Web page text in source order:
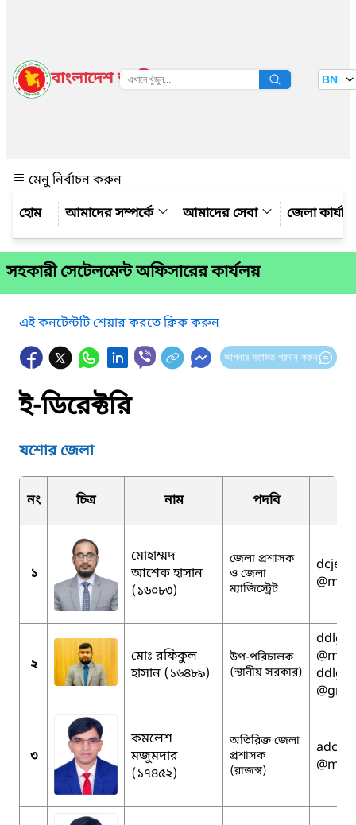
বাংলাদেশ জাতীয় তথ্য বাতায়ন BN
মেনু নির্বাচন করুন
আমাদের সম্পর্কে
আমাদের সেবা জেলা
সহকারী সেটেলমেন্ট অফিসারের কার্যলয়
এই কনটেন্টটি শেয়ার করতে ক্লিক করুন
আপনার মতামত প্রদান করুন
ই-ডিরেক্টরি
যশোর জেলা
নং চিত্র নাম পদবি
১
মোহাম্মদ
আশেক হাসান
(১৬০৮৩)
জেলা প্রশাসক
ও জেলা
ম্যাজিস্ট্রেট
২
মোঃ রফিকুল
হাসান (১৬৪৮৯)
উপ-পরিচালক
(স্থানীয় সরকার)
৩
কমলেশ
মজুমদার
(১৭৪৫২)
অতিরিক্ত জেলা
প্রশাসক
(রাজস্ব)